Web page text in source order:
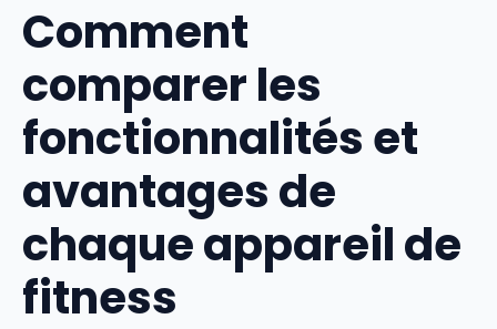
Comment
comparer les
fonctionnalités et
avantages de
chaque appareil de
fitness